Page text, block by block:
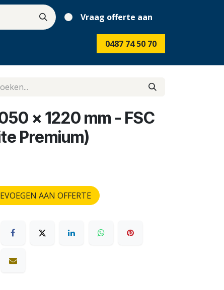
Vraag offerte aan
0487 74 50 70
x 1220 mm - FSC
Premium)
AAN OFFERTE